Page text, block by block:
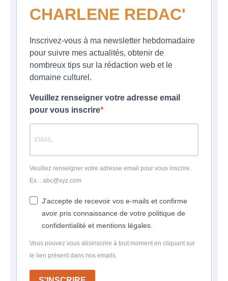
CHARLENE REDAC'
Inscrivez-vous à ma newsletter hebdomadaire
pour suivre mes actualités, obtenir de
nombreux tips sur la rédaction web et le
domaine culturel.
Veuillez renseigner votre adresse email
pour vous inscrire
Veuillez renseigner votre adresse email pour vous inscrire.
Ex. : abc@xyz.com
J'accepte de recevoir vos e-mails et confirme
avoir pris connaissance de votre politique de
confidentialité et mentions légales.
Vous pouvez vous désinscrire à tout moment en cliquant sur
le lien présent dans nos emails.